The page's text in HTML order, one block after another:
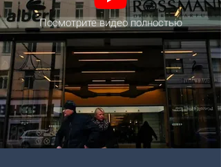
Посмотрите видео полностью